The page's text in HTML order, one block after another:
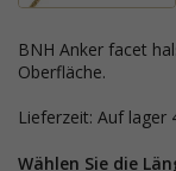
BNH Anker facet halskette aus 14 Karat Gold mit Facette
Oberfläche.
Lieferzeit: Auf lager
Wählen Sie die